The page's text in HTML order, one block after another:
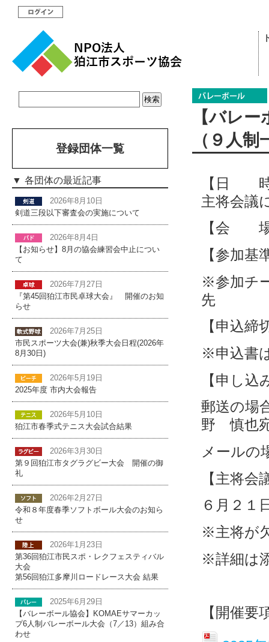
【バレ
（９人
【日 時
主将会議
【会
【参加
※参加チ
先
【申込
※申込書
【申し込
郵送の場
野 慎也
メールの
【主将会
６月２
※主将が
※詳細は
【開催要
登録団体一覧
各団体の最近記事
2026年8月10日
剣道三段以下審査会の実施について
2026年8月4日
【お知らせ】8月の協会練習会中止につい
て
2026年7月27日
『第45回狛江市民卓球大会』 開催のお知
らせ
2026年7月25日
市民スポーツ大会(兼)秋季大会日程(2026年
8月30日)
2026年5月19日
2025年度 市内大会報告
2026年5月10日
狛江市春季式テニス大会試合結果
2026年3月30日
第９回狛江市タグラグビー大会 開催の御
礼
2026年2月27日
令和８年度春季ソフトボール大会のお知ら
せ
2026年1月23日
第36回狛江市民スポ・レクフェスティバル
大会
第56回狛江多摩川ロードレース大会 結果
2025年6月29日
【バレーボール協会】KOMAEサマーカッ
プ6人制バレーボール大会（7／13）組み合
わせ